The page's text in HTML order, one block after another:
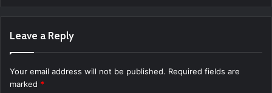
Leave a Reply
Your email address will not be published. Required fields are
marked *